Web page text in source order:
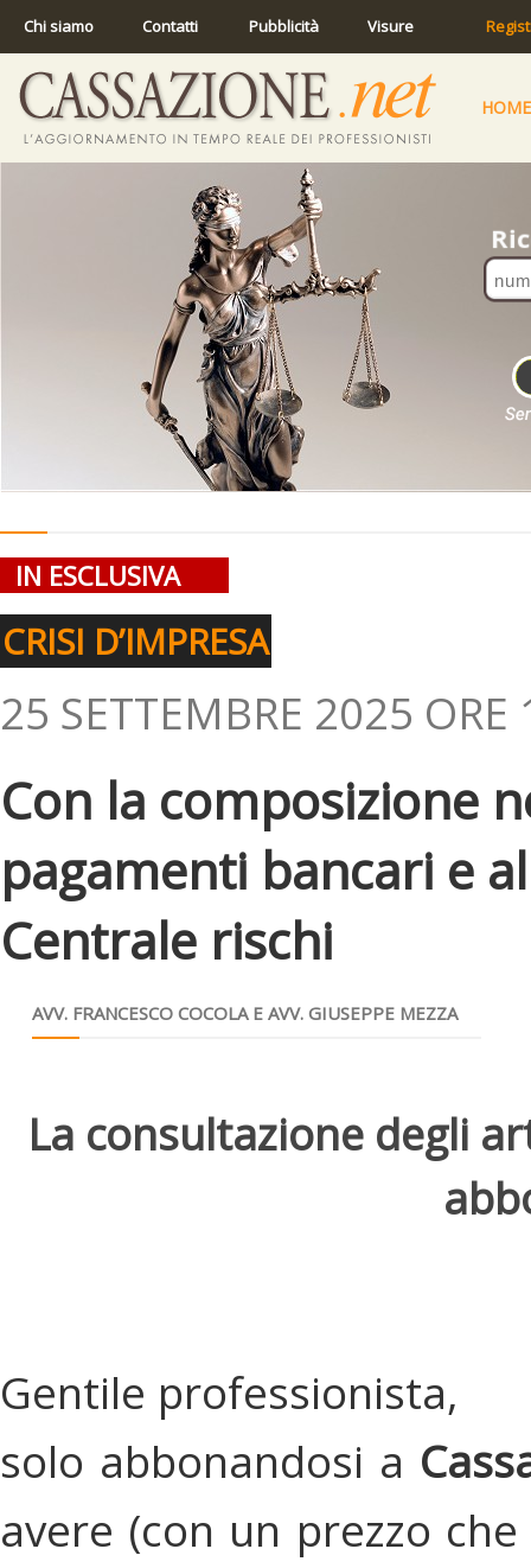
Chi siamo Contatti Pubblicità Visure
HOME
IN ESCLUSIVA
CRISI D’IMPRESA
25 SETTEMBRE 2025 ORE
Con la composizione
pagamenti bancari e
Centrale rischi
AVV. FRANCESCO COCOLA E AVV. GIUSEPPE MEZZA
La consultazione degli
Gentile professionista,
solo abbonandosi a
avere (con un prezzo